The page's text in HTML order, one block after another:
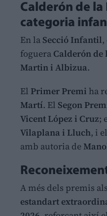
Calderón de la
categoria
En la Secció Infantil,
foguera Calderón de
Martin i Albizua.
El Primer Premi ha
Martí. El Segon
Vicent López i Cruz;
Vilaplana i Lluch, i el
amb autoria de
A més dels premis
estandart